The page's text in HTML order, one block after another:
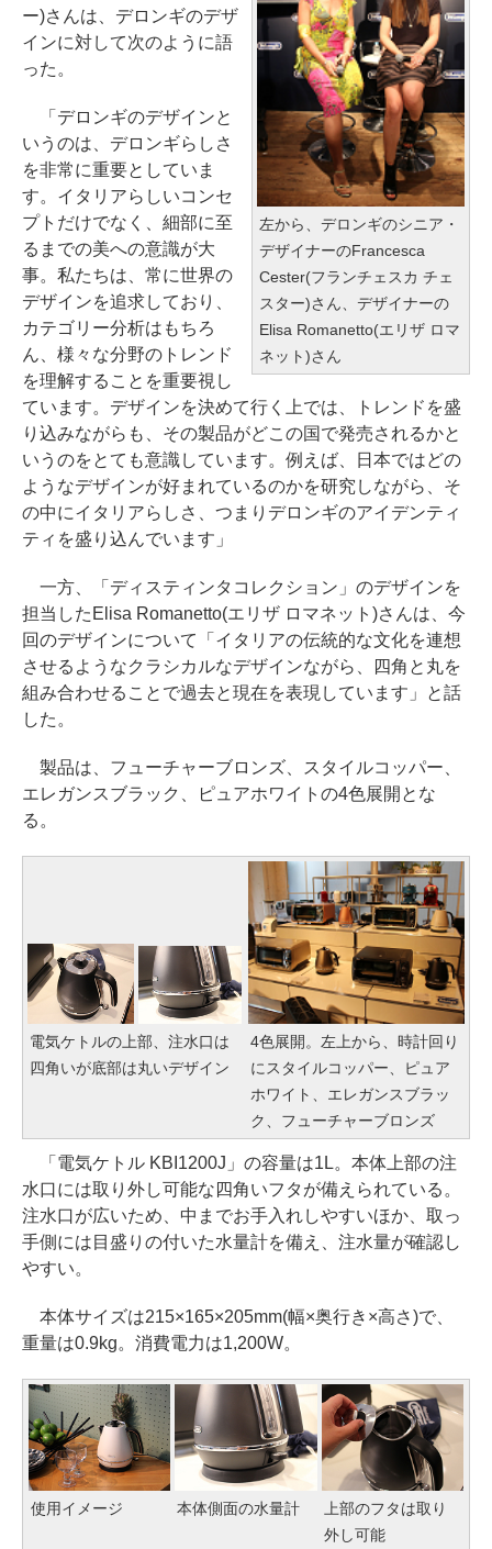
左から、デロンギのシニア・
デザイナーのFrancesca
Cester(フランチェスカ チェ
スター)さん、デザイナーの
Elisa Romanetto(エリザ ロマ
ネット)さん
ー)さんは、デロンギのデザ
インに対して次のように語
った。
「デロンギのデザインと
いうのは、デロンギらしさ
を非常に重要としていま
す。イタリアらしいコンセ
プトだけでなく、細部に至
るまでの美への意識が大
事。私たちは、常に世界の
デザインを追求しており、
カテゴリー分析はもちろ
ん、様々な分野のトレンド
を理解することを重要視し
ています。デザインを決めて行く上では、トレンドを盛
り込みながらも、その製品がどこの国で発売されるかと
いうのをとても意識しています。例えば、日本ではどの
ようなデザインが好まれているのかを研究しながら、そ
の中にイタリアらしさ、つまりデロンギのアイデンティ
ティを盛り込んでいます」
一方、「ディスティンタコレクション」のデザインを
担当したElisa Romanetto(エリザ ロマネット)さんは、今
回のデザインについて「イタリアの伝統的な文化を連想
させるようなクラシカルなデザインながら、四角と丸を
組み合わせることで過去と現在を表現しています」と話
した。
製品は、フューチャーブロンズ、スタイルコッパー、
エレガンスブラック、ピュアホワイトの4色展開とな
る。
電気ケトルの上部、注水口は
四角いが底部は丸いデザイン
4色展開。左上から、時計回り
にスタイルコッパー、ピュア
ホワイト、エレガンスブラッ
ク、フューチャーブロンズ
「電気ケトル KBI1200J」の容量は1L。本体上部の注
水口には取り外し可能な四角いフタが備えられている。
注水口が広いため、中までお手入れしやすいほか、取っ
手側には目盛りの付いた水量計を備え、注水量が確認し
やすい。
本体サイズは215×165×205mm(幅×奥行き×高さ)で、
重量は0.9kg。消費電力は1,200W。
使用イメージ 本体側面の水量計
上部のフタは取り
外し可能